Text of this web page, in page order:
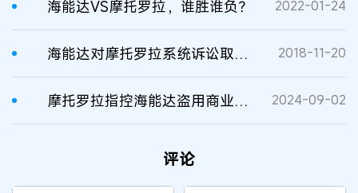
海能达VS摩托罗拉，谁胜谁负？ 2022-01-24
海能达对摩托罗拉系统诉讼取得重要胜利 2018-11-20
摩托罗拉指控海能达盗用商业机密 索赔5800万美元 2024-09-02
评论